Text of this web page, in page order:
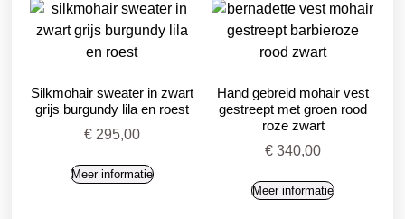
Silkmohair sweater in zwart
grijs burgundy lila en roest
€295,00
Meer informatie
Hand gebreid mohair vest
gestreept met groen rood
roze zwart
€ 340,00
Meer informatie